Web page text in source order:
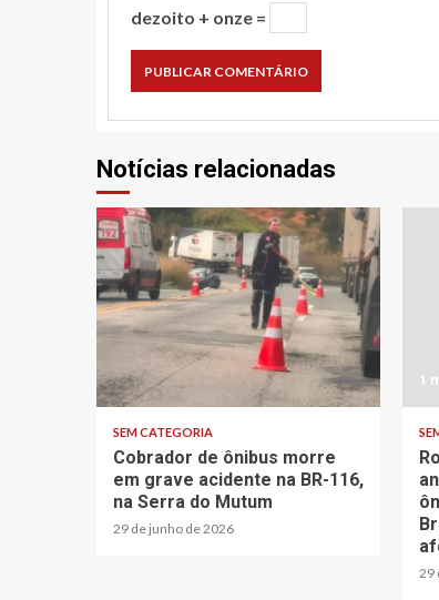
dezoito + onze =
Notícias relacionadas
1 min read
SEM CATEGORIA
Cobrador de ônibus morre
em grave acidente na BR-116,
na Serra do Mutum
29 de junho de 2026
1
29